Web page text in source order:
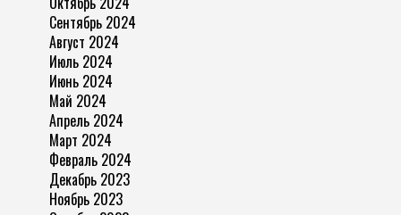
Сентябрь 2024
Август 2024
Июль 2024
Июнь 2024
Май 2024
Апрель 2024
Март 2024
Февраль 2024
Декабрь 2023
Ноябрь 2023